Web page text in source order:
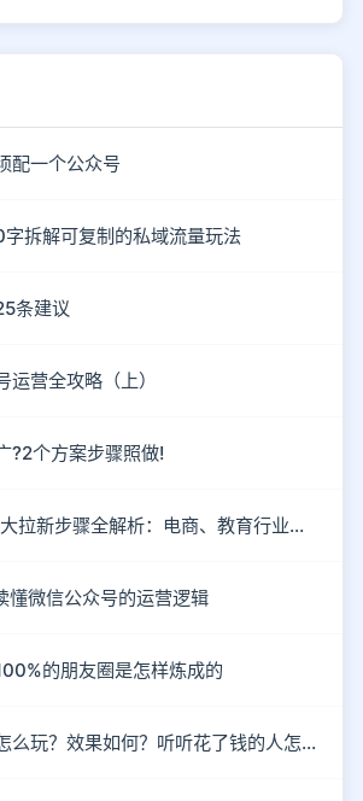
配一个公众号
拆解可复制的私域流量玩法
条建议
运营全攻略（上）
?2个方案步骤照做!
4大拉新玩法、3大拉新步骤全解析：电商、教育行业社群如何拉新？
懂微信公众号的运营逻辑
的朋友圈是怎样炼成的
视频号付费推广怎么玩？效果如何？听听花了钱的人怎么说？